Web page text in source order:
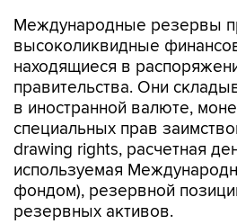
Международные резервы
высоколиквидные
находящиеся в
правительства. Они
в иностранной валюте,
специальных прав
drawing rights, расчетная
используемая
фондом), резервной
резервных активов.